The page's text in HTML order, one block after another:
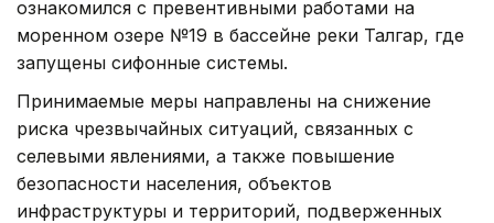
ознакомился с превентивными работами на
моренном озере №19 в бассейне реки Талгар, где
запущены сифонные системы.
Принимаемые меры направлены на снижение
риска чрезвычайных ситуаций, связанных с
селевыми явлениями, а также повышение
безопасности населения, объектов
инфраструктуры и территорий, подверженных